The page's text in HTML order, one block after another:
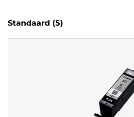
Standaard (5)